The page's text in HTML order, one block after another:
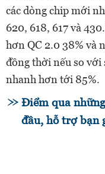
các dòng chip mới
620, 618, 617 và
hơn QC 2.0 38% và
đồng thời nếu so với
nhanh hơn tới 85%.
Điểm qua
đầu, hỗ trợ bạn